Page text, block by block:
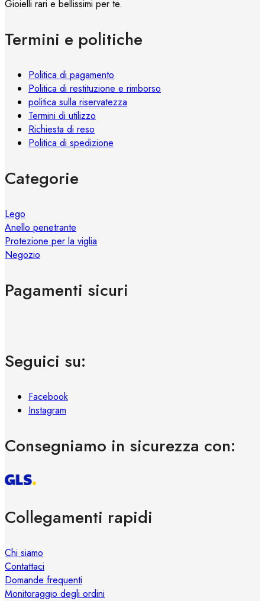
possono
scelte
del
prodotto
Gioielli rari e bellissimi per te.
Termini e politiche
Politica di pagamento
Politica di restituzione e rimborso
politica sulla riservatezza
Termini di utilizzo
Richiesta di reso
Politica di spedizione
Categorie
Lego
Anello penetrante
Protezione per la viglia
Negozio
Pagamenti sicuri
Seguici su:
Facebook
Instagram
Consegniamo in sicurezza con:
Collegamenti rapidi
Chi siamo
Contattaci
Domande frequenti
Monitoraggio degli ordini